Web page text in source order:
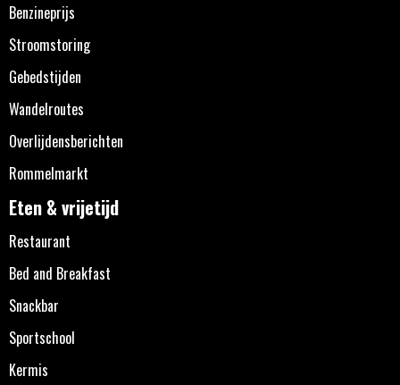
Benzineprijs
Stroomstoring
Gebedstijden
Wandelroutes
Overlijdensberichten
Rommelmarkt
Eten & vrijetijd
Restaurant
Bed and Breakfast
Snackbar
Sportschool
Kermis